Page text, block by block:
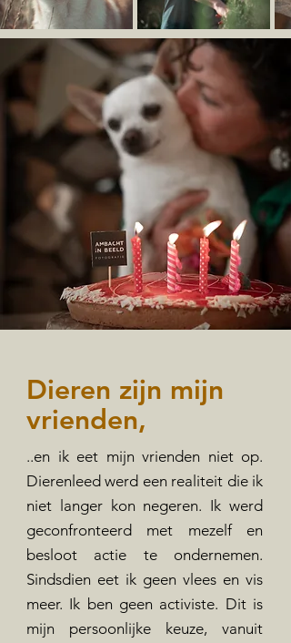
Dieren zijn mijn
vrienden,
..en ik eet mijn vrienden niet op.
Dierenleed werd een realiteit die ik
niet langer kon negeren. Ik werd
geconfronteerd met mezelf en
besloot actie te ondernemen.
Sindsdien eet ik geen vlees en vis
meer. Ik ben geen activiste. Dit is
mijn persoonlijke keuze, vanuit